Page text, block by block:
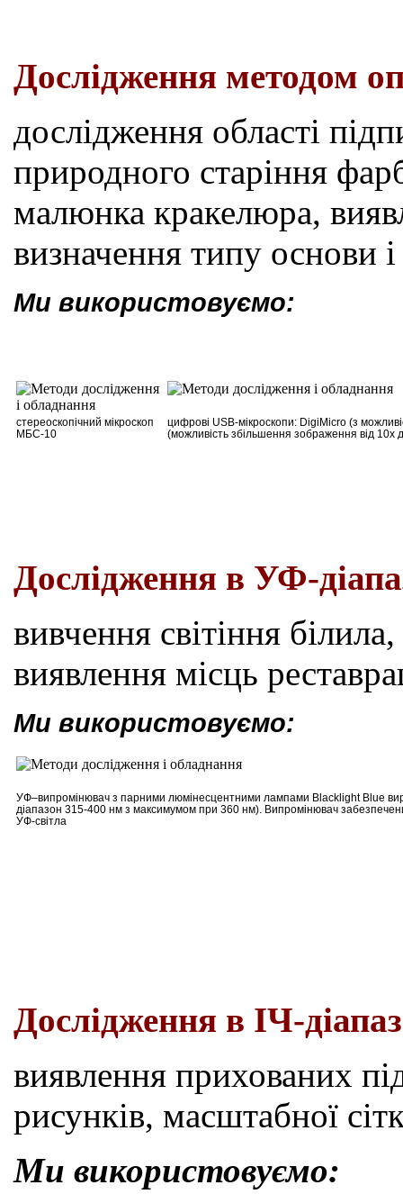
Дослідження методом
дослідження області
природного старіння
малюнка кракелюра,
визначення типу основи
Ми використовуємо:
стереоскопічний мікроскоп
МБС-10
цифрові USB-мікроскопи: DigiMicro (з
(можливість збільшення зображення від 10х
Дослідження в УФ-
вивчення світіння
виявлення місць
Ми використовуємо:
УФ–випромінювач з парними люмінесцентними лампами Blacklight Blue
діапазон 315-400 нм з максимумом при 360 нм). Випромінювач
УФ-світла
Дослідження в ІЧ-
виявлення прихованих
рисунків, масштабної
Ми використовуємо: